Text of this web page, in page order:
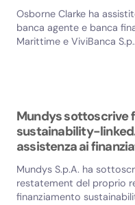
Osborne Clarke ha
banca agente e banca
Marittime e ViviBanca
Mundys sottoscrive
sustainability-
assistenza ai
Mundys S.p.A. ha
restatement del proprio
finanziamento